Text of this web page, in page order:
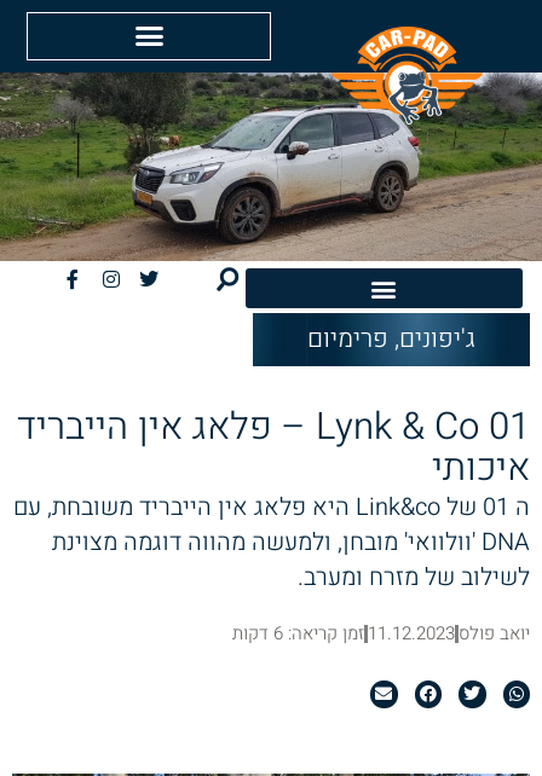
ג'יפונים, פרימיום
Lynk & Co 01 – פלאג אין הייבריד
איכותי
ה 01 של Link&co היא פלאג אין הייבריד משובחת, עם
DNA 'וולוואי' מובחן, ולמעשה מהווה דוגמה מצוינת
לשילוב של מזרח ומערב.
יואב פולס11.12.2023זמן קריאה: 6 דקות